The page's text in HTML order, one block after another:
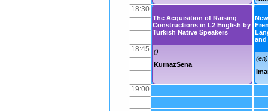
18:30
The Acquisition of Raising
Constructions in L2 English by
Turkish Native Speakers
()
KurnazSena
(en)
18:45
19:00